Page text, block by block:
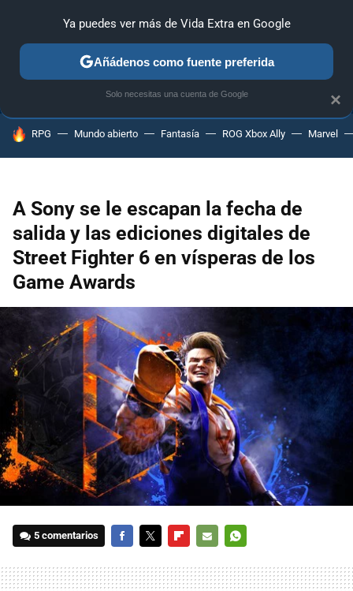
ANÁLISIS GUÍAS Y TRUCOS PC SONY NINTENDO
HOY SE HABLA DE
RPG Mundo abierto Fantasía ROG Xbox Ally Marvel
A Sony se le escapan la fecha de
salida y las ediciones digitales de
Street Fighter 6 en vísperas de los
Game Awards
5 comentarios
MAIL
×
Ya puedes ver más de Vida Extra en Google
Añádenos como fuente preferida
Solo necesitas una cuenta de Google